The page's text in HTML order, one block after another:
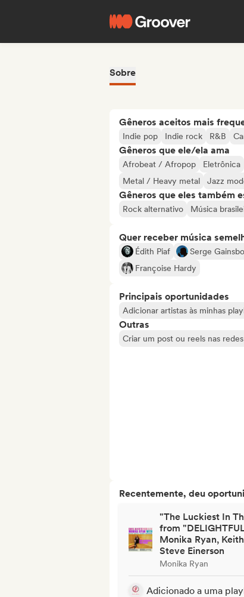
Sobre
Gêneros aceitos mais
Indie pop Indie rock R&B
Gêneros que ele/ela ama
Afrobeat / Afropop Eletrônica
Metal / Heavy metal
Jazz
Gêneros que eles também
Rock alternativo Música
Quer receber música
Édith Piaf Serge
Françoise Hardy
Principais oportunidades
Adicionar artistas às minhas
Outras
Criar um post ou reels nas
Recentemente, deu
"The Luckiest In
from
Monika Ryan,
Steve Einerson
Monika Ryan
Adicionado a uma